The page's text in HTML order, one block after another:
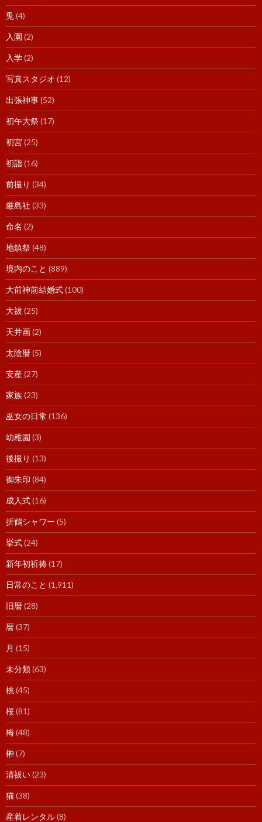
兎 (4)
入園 (2)
入学(2)
写真スタジオ (12)
出張神事(52)
初午大祭(17)
初宮(25)
初詣(16)
前撮り (34)
厳島社 (33)
命名 (2)
地鎮祭(48)
境内のこと (889)
大前神前結婚式(100)
大祓(25)
天井画(2)
太陰暦(5)
安産(27)
家族(23)
巫女の日常 (136)
幼稚園 (3)
後撮り (13)
御朱印 (84)
成人式(16)
折鶴シャワー (5)
挙式(24)
新年初祈祷(17)
日常のこと (1,911)
旧暦(28)
暦(37)
月 (15)
未分類(63)
桃(45)
桜(81)
梅(48)
榊(7)
清祓い(23)
猫(38)
産着レンタル(8)